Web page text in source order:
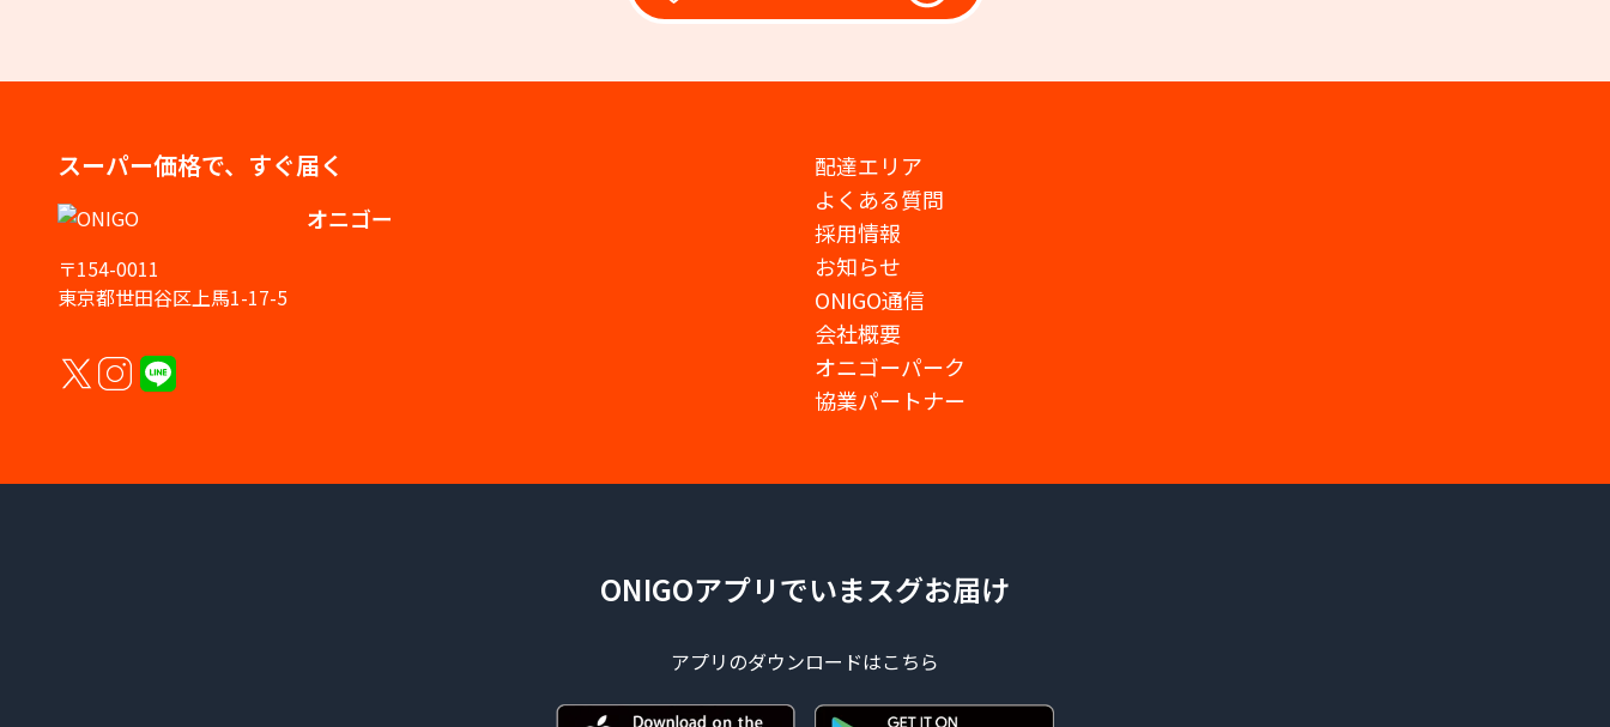
スーパー価格で、すぐ届く
オニゴー
〒154-0011
東京都世田谷区上馬1-17-5
配達エリア
よくある質問
採用情報
お知らせ
ONIGO通信
会社概要
オニゴーパーク
協業パートナー
ONIGOアプリでいまスグお届け
アプリのダウンロードはこちら